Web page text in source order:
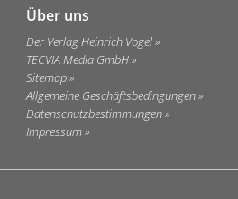
Über uns
Der Verlag Heinrich Vogel
TECVIA Media GmbH
Sitemap
Allgemeine Geschäftsbedingungen
Datenschutzbestimmungen
Impressum